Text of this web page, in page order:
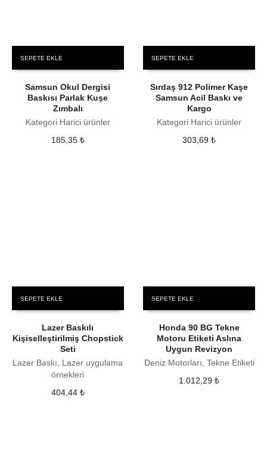
SEPETE EKLE
Samsun Okul Dergisi
Baskısı Parlak Kuşe
Zımbalı
Kategori Harici ürünler
185,35 ₺
SEPETE EKLE
Sırdaş 912 Polimer Kaşe
Samsun Acil Baskı ve
Kargo
Kategori Harici ürünler
303,69₺
SEPETE EKLE
Lazer Baskılı
Kişiselleştirilmiş Chopstick
Seti
Lazer Baskı, Lazer uygulama
örnekleri
404,44 ₺
SEPETE EKLE
Honda 90 BG Tekne
Motoru Etiketi Aslına
Uygun Revizyon
Deniz Motorları, Tekne Etiketi
1.012,29₺